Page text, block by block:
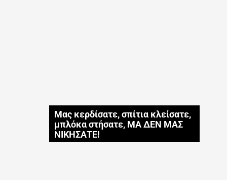
Μας κερδίσατε, σπίτια κλείσατε,
μπλόκα στήσατε, ΜΑ ΔΕΝ ΜΑΣ
ΝΙΚΗΣΑΤΕ!